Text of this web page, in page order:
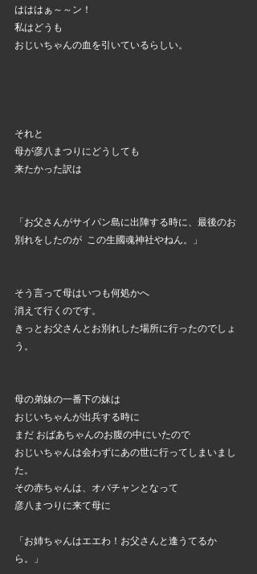
はははぁ～～ン！
私はどうも
おじいちゃんの血を引いているらしい。
それと
母が彦八まつりにどうしても
来たかった訳は
「お父さんがサイパン島に出陣する時に、最後のお
別れをしたのが  この生國魂神社やねん。」
そう言って母はいつも何処かへ
消えて行くのです。
きっとお父さんとお別れした場所に行ったのでしょ
う。
母の弟妹の一番下の妹は
おじいちゃんが出兵する時に
まだ おばあちゃんのお腹の中にいたので
おじいちゃんは会わずにあの世に行ってしまいまし
た。
その赤ちゃんは、オバチャンとなって
彦八まつりに来て母に
「お姉ちゃんはエエわ！お父さんと逢うてるか
ら。」